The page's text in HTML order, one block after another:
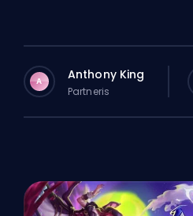
A Anthony King
Partneris